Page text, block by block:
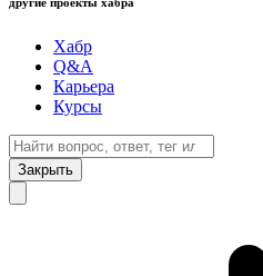
Хабр
Q&A
Карьера
Курсы
Закрыть